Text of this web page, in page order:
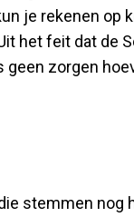
je rekenen op
het feit dat de
zorgen
stemmen nog